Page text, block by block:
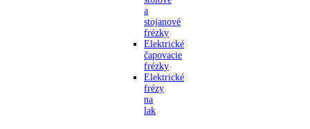
a
stojanové
frézky
Elektrické
čapovacie
frézky
Elektrické
frézy
na
lak